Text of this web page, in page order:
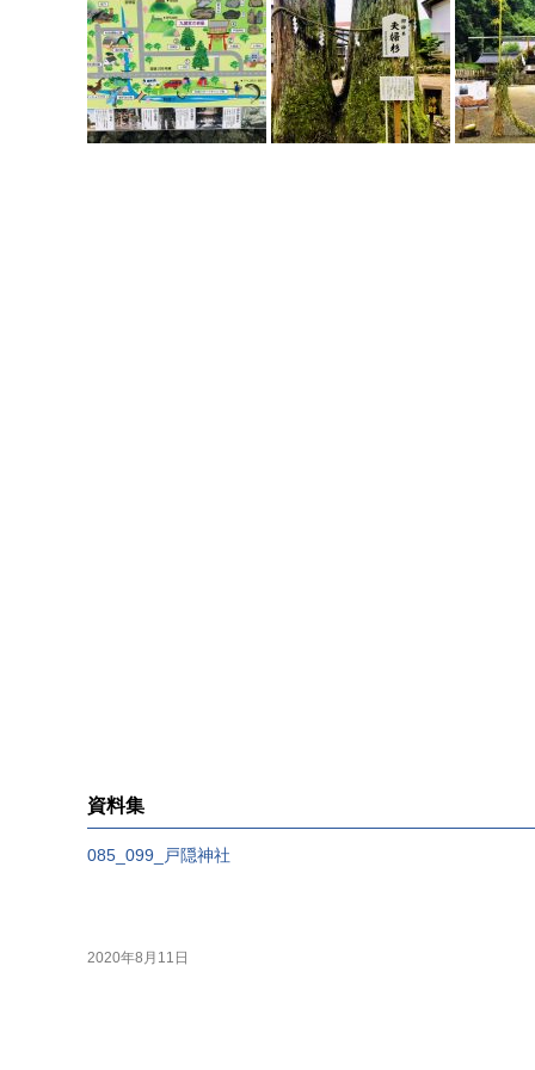
資料集
085_099_戸隠神社
2020年8月11日